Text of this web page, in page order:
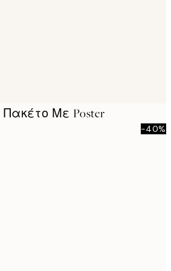
Πακέτο Με Poster
-40%